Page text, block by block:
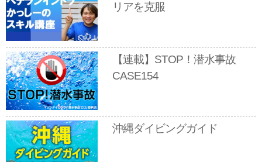
リアを克服
【連載】STOP！潜水事故
CASE154
沖縄ダイビングガイド